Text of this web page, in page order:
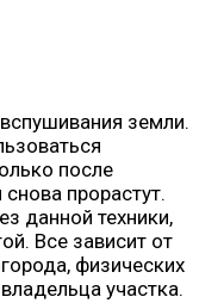
земли.
после
прорастут.
данной техники,
Все зависит от
физических
участка.